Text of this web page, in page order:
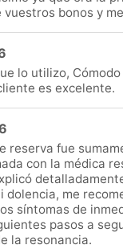
vuestros bonos y
lo utilizo,
es excelente.
reserva fue
con la médica
dolencia, me
síntomas de
pasos a
la resonancia.